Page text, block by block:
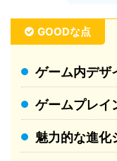
GOODな点
ゲーム内デザ
ゲームプレイ
魅力的な進化